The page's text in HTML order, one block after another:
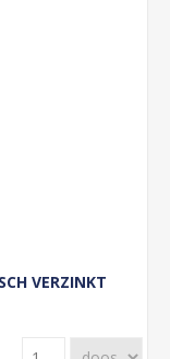
VERZINKT